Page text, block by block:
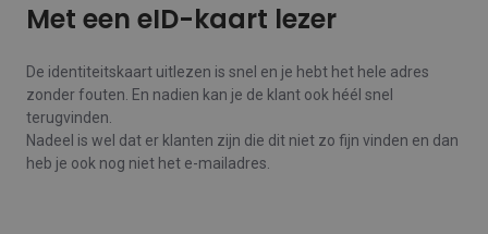
Met een eID-kaart lezer
De identiteitskaart uitlezen is snel en je hebt het hele adres
zonder fouten. En nadien kan je de klant ook héél snel
terugvinden.
Nadeel is wel dat er klanten zijn die dit niet zo fijn vinden en dan
heb je ook nog niet het e-mailadres.